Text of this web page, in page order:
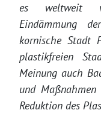
es weltweit
Eindämmung
kornische Stadt
plastikfreien
Meinung auch
und
Reduktion des